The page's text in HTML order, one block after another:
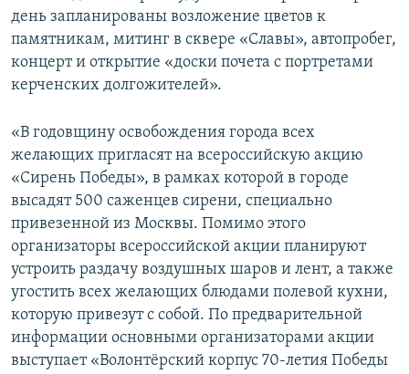
день запланированы возложение цветов к
памятникам, митинг в сквере «Славы», автопробег,
концерт и открытие «доски почета с портретами
керченских долгожителей».
«В годовщину освобождения города всех
желающих пригласят на всероссийскую акцию
«Сирень Победы», в рамках которой в городе
высадят 500 саженцев сирени, специально
привезенной из Москвы. Помимо этого
организаторы всероссийской акции планируют
устроить раздачу воздушных шаров и лент, а также
угостить всех желающих блюдами полевой кухни,
которую привезут с собой. По предварительной
информации основными организаторами акции
выступает «Волонтёрский корпус 70-летия Победы